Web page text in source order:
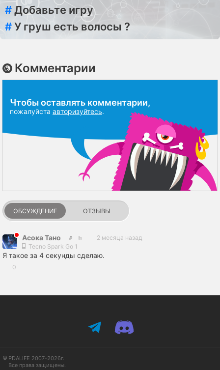
#Добавьте игру
#У груш есть волосы ?
Комментарии
Чтобы оставлять комментарии,
пожалуйста авторизуйтесь.
ОБСУЖДЕНИЕ ОТЗЫВЫ
Асока Тано
2 месяца назад
Tecno Spark Go 1
Я такое за 4 секунды сделаю.
0
PDALIFE 2007-2026г.
Все права защищены.